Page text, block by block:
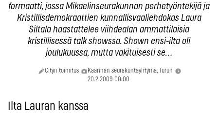
formaatti, jossa Mikaelinseurakunnan perhetyöntekijä ja
Kristillisdemokraattien kunnallisvaaliehdokas Laura
Siltala haastattelee viihdealan ammattilaisia
kristillisessä talk showssa. Shown ensi-ilta oli
joulukuussa, mutta vakituisesti se…
Cityn toimitus
Kaarinan seurakuntayhtymä, Turun
20.2.2009 00:00
Ilta Lauran kanssa